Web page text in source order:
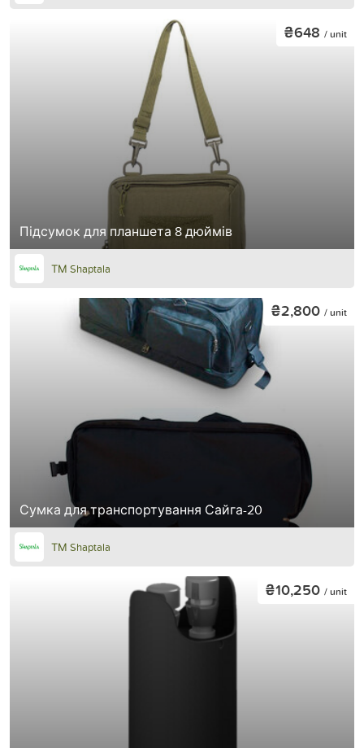
Підсумок для планшета 8 дюймів
₴648 / unit
ТМ Shaptala
Сумка для транспортування Сайга-20
₴2,800 / unit
ТМ Shaptala
₴10,250 / unit